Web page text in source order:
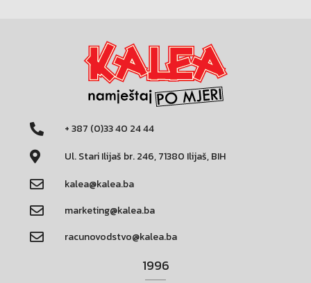
+ 387 (0)33 40 24 44
Ul. Stari Ilijaš br. 246, 71380 Ilijaš, BIH
kalea@kalea.ba
marketing@kalea.ba
racunovodstvo@kalea.ba
1996